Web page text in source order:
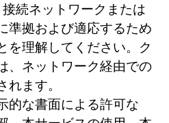
続ネットワークまたは
準拠および適応するため
を理解してください。ク
、ネットワーク経由での
ます。
的な書面による許可な